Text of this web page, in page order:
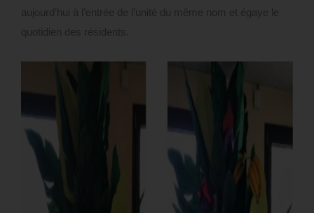
aujourd’hui à l’entrée de l’unité du même nom et égaye le
quotidien des résidents.